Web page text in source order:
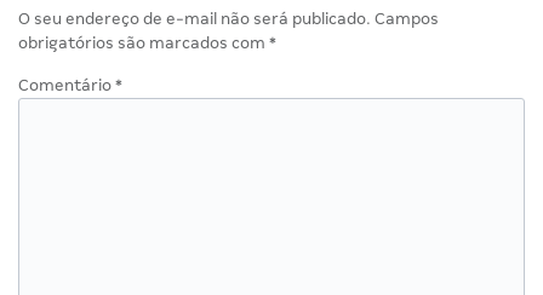
O seu endereço de e-mail não será publicado. Campos
obrigatórios são marcados com *
Comentário *